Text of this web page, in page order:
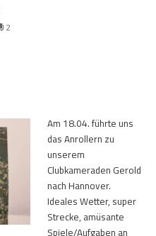
2
Am 18.04. führte uns
das Anrollern zu
unserem
Clubkameraden Gerold
nach Hannover.
Ideales Wetter, super
Strecke, amüsante
Spiele/Aufgaben an